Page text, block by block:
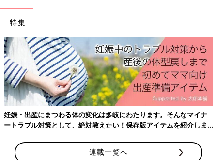
いような環境なんだろうなと感じました。
以前、障害について調べていて、けっこうショックだったことが
ありました。ASDの子どもを育てているご家庭のお母さんのイン
タビュー映像を見たのですが、家中がめちゃくちゃに破壊されて
いて、子どもがかんしゃくを起こしているんです。それって、子
どもが悪い子なわけではなく、伝えたいことを伝えられなくてパ
ニックになってしまっている状態だったんだと思います。
そんな中で、マイクを向けられたお母さんが最初に発した言葉は
ついて、「そんなわけないだろ」と思わず声をあげたくなりまし
た。家の中が壊され、子どももお母さん自身も明らかに苦しんで
特集
妊娠・出産にまつわる体の変化は多岐にわたります。そんなマイナ
ートラブル対策として、絶対教えたい！保存版アイテムを紹介しま
連載一覧へ